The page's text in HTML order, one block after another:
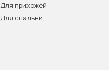
Для прихожей
Для спальни